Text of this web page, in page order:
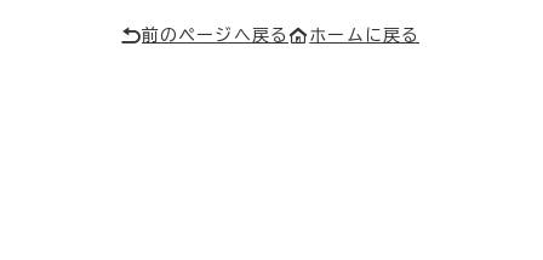
前のページへ戻る ホームに戻る